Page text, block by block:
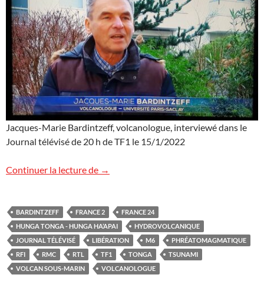
Jacques-Marie Bardintzeff, volcanologue, interviewé dans le
Journal télévisé de 20 h de TF1 le 15/1/2022
Continuer la lecture de Volcan Hunga Tonga – Hunga Ha’apai
→
BARDINTZEFF FRANCE 2
FRANCE 24
HUNGA TONGA - HUNGA HA’APAI
HYDROVOLCANIQUE
JOURNAL TÉLÉVISÉ
LIBÉRATION M6
PHRÉATOMAGMATIQUE
RFI
RMC RTL TF1 TONGA
TSUNAMI
VOLCAN SOUS-MARIN
VOLCANOLOGUE